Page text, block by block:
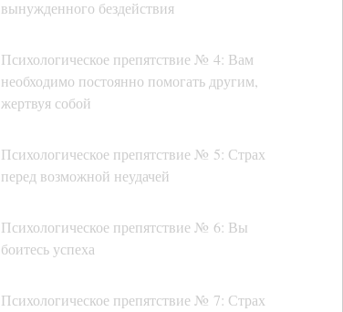
вынужденного бездействия
Психологическое препятствие № 4: Вам
необходимо постоянно помогать другим,
жертвуя собой
Психологическое препятствие № 5: Страх
перед возможной неудачей
Психологическое препятствие № 6: Вы
боитесь успеха
Психологическое препятствие № 7: Страх